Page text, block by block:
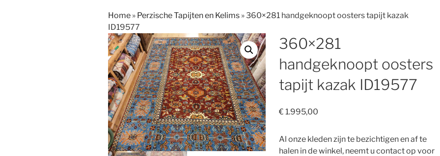
Home » Perzische Tapijten en Kelims »360×281 handgeknoopt oosters tapijt kazak
ID19577
360×281
handgeknoopt oosters
tapijt kazak ID19577
€ 1.995,00
Al onze kleden zijn te bezichtigen en af te
halen in de winkel, neemt u contact op voor